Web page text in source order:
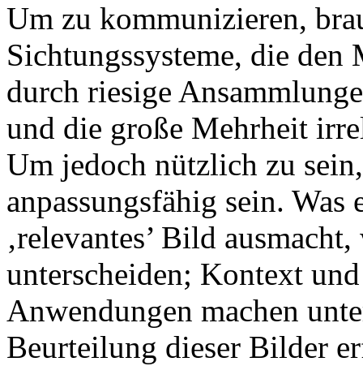
Um zu kommunizieren,
Sichtungssysteme, die den
durch riesige
und die große Mehrheit
Um jedoch nützlich zu
anpassungsfähig sein. Was
‚relevantes’ Bild
unterscheiden; Kontext
Anwendungen machen
Beurteilung dieser Bilder